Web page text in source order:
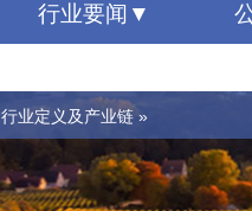
行业要闻
行业定义及产业链 »